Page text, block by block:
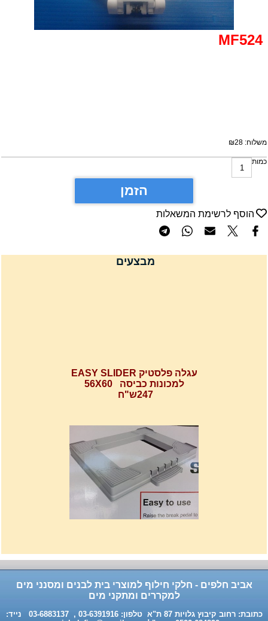
₪28
הזמן
הוסף לרשימת המשאלות
מבצעים
למכונות כביסה 56X60
247ש"ח
32נפתח עד 56ס"מ.
120שח
אביב חלפים - חלקי חילוף למוצרי בית לבנים ומסנני מים
למקררים ומתקני מים
כתובת: רחוב קיבוץ גלויות 87 ת"א טלפון: 03-6391916 , 03-6883137 נייד: